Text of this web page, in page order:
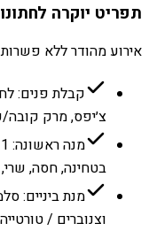
תפריט יוקרה
אירוע מהודר ללא פשרות ·
קבלת פנים:
צ׳יפס, מרק קובה/
בטחינה, חסה,
מנת ביניים:
וצנוברים /